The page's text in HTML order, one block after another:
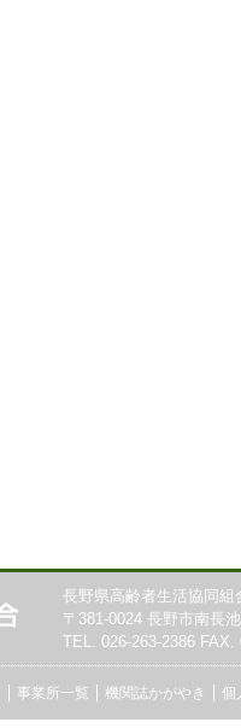
長野県高齢者生活協同組
〒381-0024 長野市南長
TEL. 026-263-2386 FAX.
事業所一覧 機関誌かがやき 個